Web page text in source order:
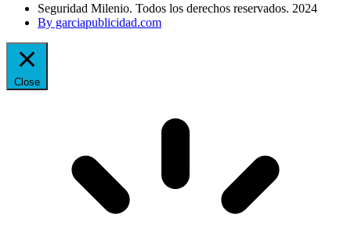
Seguridad Milenio. Todos los derechos reservados. 2024
By garciapublicidad.com
Close